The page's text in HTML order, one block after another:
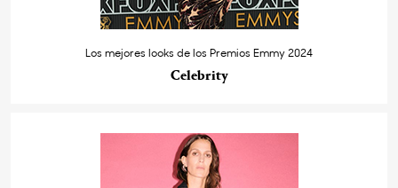
Los mejores looks de los Premios Emmy 2024
Celebrity